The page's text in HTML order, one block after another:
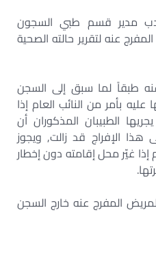
مدير قسم طبي السجون
عنه لتقرير حالته الصحية
طبقاً لما سبق إلى السجن
بأمر من النائب العام إذا
الطبيبان المذكوران أن
هذا الإفراج قد زالت, ويجوز
إذا غيّر محل إقامته دون إخطار
المفرج عنه خارج السجن